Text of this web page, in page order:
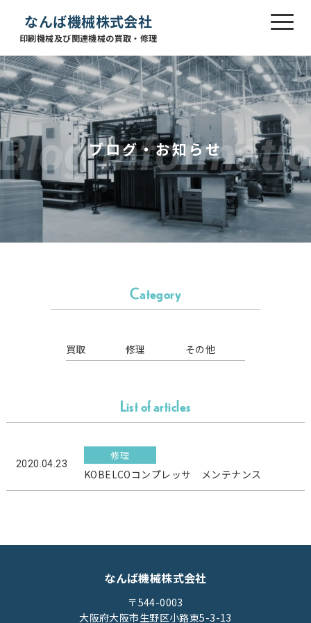
なんば機械株式会社
印刷機械及び関連機械の買取・修理
ブログ・お知らせ
Category
買取 修理 その他
List of articles
2020.04.23
修理
KOBELCOコンプレッサ メンテナンス
なんば機械株式会社
〒544-0003
大阪府大阪市生野区小路東5-3-13